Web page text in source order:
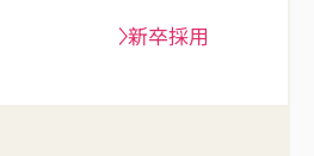
新卒採用